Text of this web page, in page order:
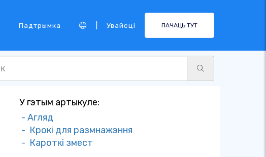
Падтрымка Увайсці ПАЧАЦЬ ТУТ
У гэтым артыкуле:
- Агляд
- Крокі для размнажэння
- Кароткі змест